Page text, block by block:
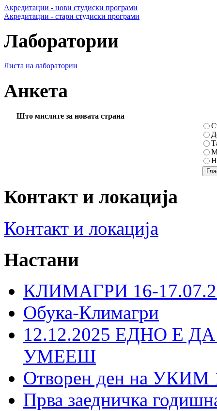
Акредитации - нови студиски програми
Акредитации - стари студиски програми
Лаборатории
Листа на лаборатории
Анкета
Што мислите за новата страна
Контакт и локација
Контакт и локација
Настани
КЛИМАГРИ 16-
Обука-Климагри
12.12.2025 ЕДНО Е
УМЕЕШ
Отворен ден на УКИМ
Прва заедничка